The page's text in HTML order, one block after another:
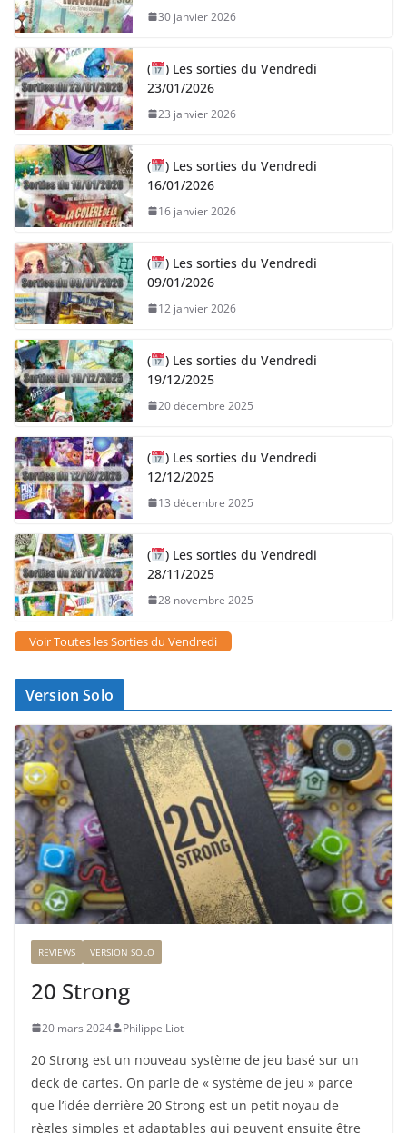
30 janvier 2026
(
) Les sorties du Vendredi
23/01/2026
23 janvier 2026
(
) Les sorties du Vendredi
16/01/2026
16 janvier 2026
(
) Les sorties du Vendredi
09/01/2026
12 janvier 2026
(
) Les sorties du Vendredi
19/12/2025
20 décembre 2025
(
) Les sorties du Vendredi
12/12/2025
13 décembre 2025
(
) Les sorties du Vendredi
28/11/2025
28 novembre 2025
Voir Toutes les Sorties du Vendredi
Version Solo
REVIEWS VERSION SOLO
20 Strong
20 mars 2024 Philippe Liot
20 Strong est un nouveau système de jeu basé sur un
deck de cartes. On parle de « système de jeu » parce
que l’idée derrière 20 Strong est un petit noyau de
règles simples et adaptables qui peuvent ensuite être